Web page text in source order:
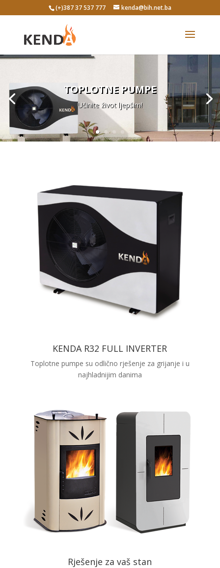
(+)387 37 537 777 kenda@bih.net.ba
TOPLOTNE PUMPE
Učinite život ljepšim!
KENDA R32 FULL INVERTER
Toplotne pumpe su odlično rješenje za grijanje i u
najhladnijim danima
Rješenje za vaš stan